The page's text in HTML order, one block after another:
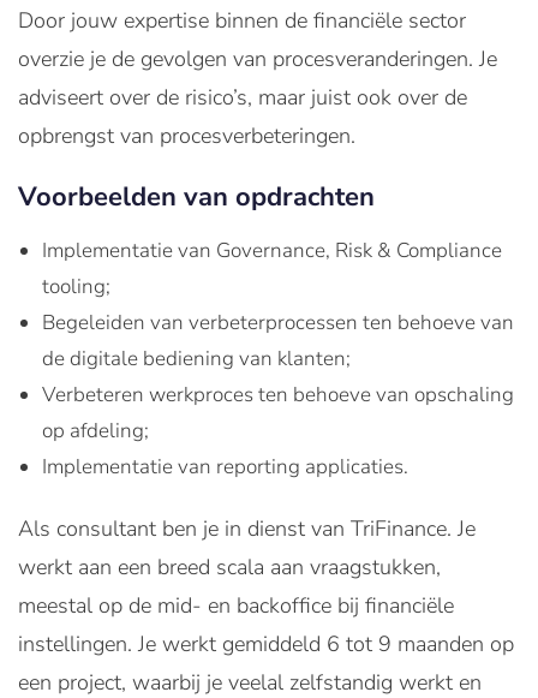
Door jouw expertise binnen de financiële sector
overzie je de gevolgen van procesveranderingen. Je
adviseert over de risico’s, maar juist ook over de
opbrengst van procesverbeteringen.
Voorbeelden van opdrachten
Implementatie van Governance, Risk & Compliance
tooling;
Begeleiden van verbeterprocessen ten behoeve van
de digitale bediening van klanten;
Verbeteren werkproces ten behoeve van opschaling
op afdeling;
Implementatie van reporting applicaties.
Als consultant ben je in dienst van TriFinance. Je
werkt aan een breed scala aan vraagstukken,
meestal op de mid- en backoffice bij financiële
instellingen. Je werkt gemiddeld 6 tot 9 maanden op
een project, waarbij je veelal zelfstandig werkt en